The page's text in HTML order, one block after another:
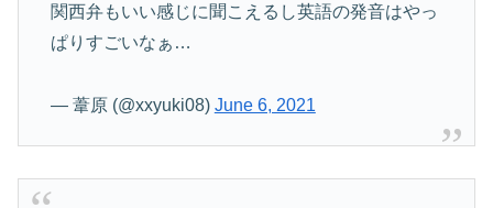
関西弁もいい感じに聞こえるし英語の発音はやっ
ぱりすごいなぁ…
— 葦原 (@xxyuki08) June 6, 2021